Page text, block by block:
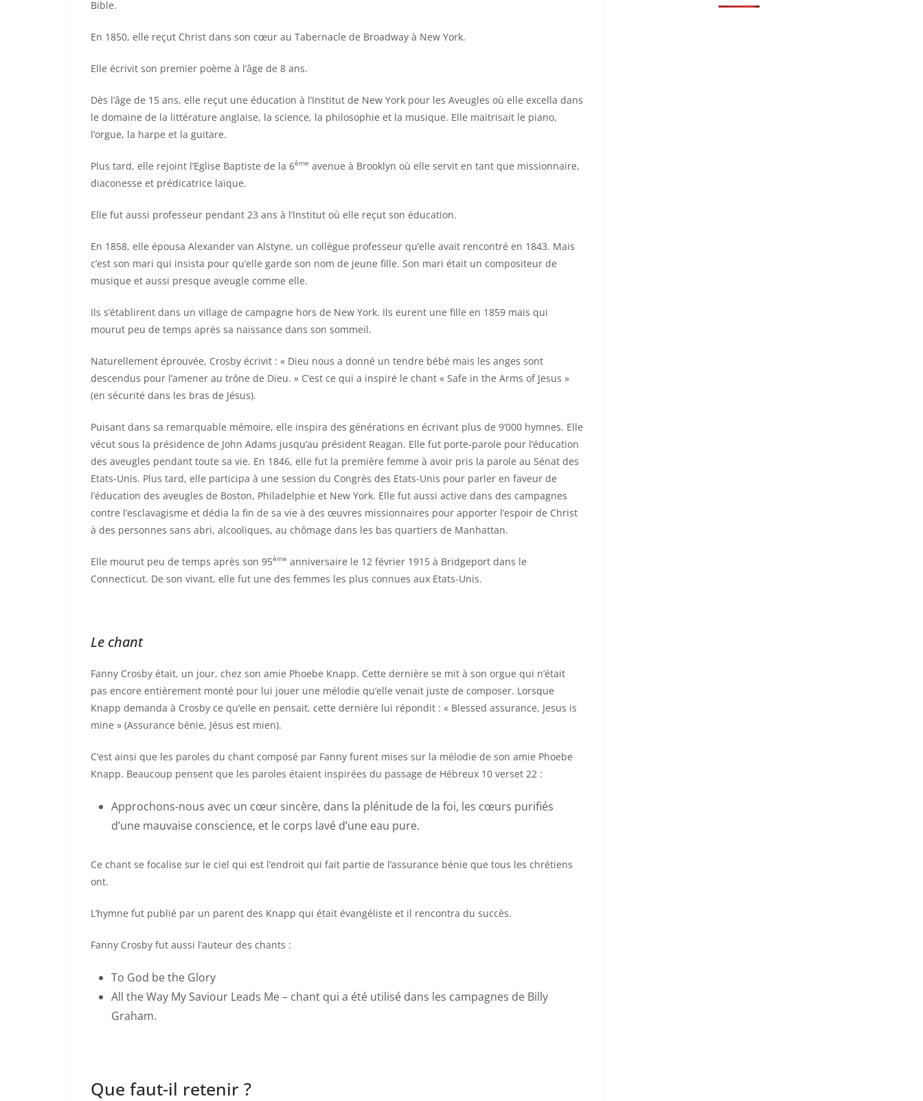
Bible.
En 1850, elle reçut Christ dans son cœur au Tabernacle de Broadway à New York.
Elle écrivit son premier poème à l’âge de 8 ans.
Dès l’âge de 15 ans, elle reçut une éducation à l’Institut de New York pour les Aveugles où elle excella dans
le domaine de la littérature anglaise, la science, la philosophie et la musique. Elle maitrisait le piano,
l’orgue, la harpe et la guitare.
Plus tard, elle rejoint l’Eglise Baptiste de la 6ème avenue à Brooklyn où elle servit en tant que missionnaire,
diaconesse et prédicatrice laïque.
Elle fut aussi professeur pendant 23 ans à l’Institut où elle reçut son éducation.
En 1858, elle épousa Alexander van Alstyne, un collègue professeur qu’elle avait rencontré en 1843. Mais
c’est son mari qui insista pour qu’elle garde son nom de jeune fille. Son mari était un compositeur de
musique et aussi presque aveugle comme elle.
Ils s’établirent dans un village de campagne hors de New York. Ils eurent une fille en 1859 mais qui
mourut peu de temps après sa naissance dans son sommeil.
Naturellement éprouvée, Crosby écrivit : « Dieu nous a donné un tendre bébé mais les anges sont
descendus pour l’amener au trône de Dieu. » C’est ce qui a inspiré le chant « Safe in the Arms of Jesus »
(en sécurité dans les bras de Jésus).
Puisant dans sa remarquable mémoire, elle inspira des générations en écrivant plus de 9’000 hymnes. Elle
vécut sous la présidence de John Adams jusqu’au président Reagan. Elle fut porte-parole pour l’éducation
des aveugles pendant toute sa vie. En 1846, elle fut la première femme à avoir pris la parole au Sénat des
Etats-Unis. Plus tard, elle participa à une session du Congrès des Etats-Unis pour parler en faveur de
l’éducation des aveugles de Boston, Philadelphie et New York. Elle fut aussi active dans des campagnes
contre l’esclavagisme et dédia la fin de sa vie à des œuvres missionnaires pour apporter l’espoir de Christ
à des personnes sans abri, alcooliques, au chômage dans les bas quartiers de Manhattan.
Elle mourut peu de temps après son 95ème anniversaire le 12 février 1915 à Bridgeport dans le
Connecticut. De son vivant, elle fut une des femmes les plus connues aux Etats-Unis.
Le chant
Fanny Crosby était, un jour, chez son amie Phoebe Knapp. Cette dernière se mit à son orgue qui n’était
pas encore entièrement monté pour lui jouer une mélodie qu’elle venait juste de composer. Lorsque
Knapp demanda à Crosby ce qu’elle en pensait, cette dernière lui répondit : « Blessed assurance, Jesus is
mine » (Assurance bénie, Jésus est mien).
C’est ainsi que les paroles du chant composé par Fanny furent mises sur la mélodie de son amie Phoebe
Knapp. Beaucoup pensent que les paroles étaient inspirées du passage de Hébreux 10 verset 22 :
Approchons-nous avec un cœur sincère, dans la plénitude de la foi, les cœurs purifiés
d’une mauvaise conscience, et le corps lavé d’une eau pure.
Ce chant se focalise sur le ciel qui est l’endroit qui fait partie de l’assurance bénie que tous les chrétiens
ont.
L’hymne fut publié par un parent des Knapp qui était évangéliste et il rencontra du succès.
Fanny Crosby fut aussi l’auteur des chants :
To God be the Glory
All the Way My Saviour Leads Me – chant qui a été utilisé dans les campagnes de Billy
Graham.
Que faut-il retenir ?